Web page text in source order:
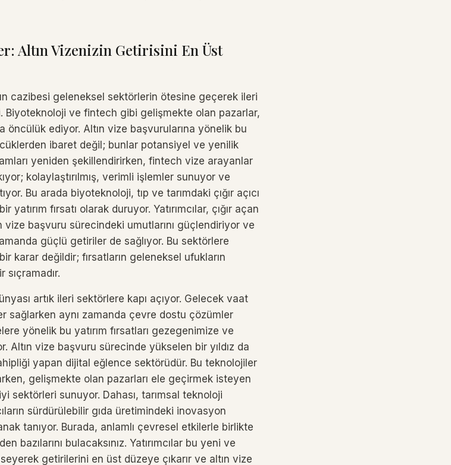
Altın Vizenizin Getirisini En Üst
cazibesi geleneksel sektörlerin ötesine geçerek ileri
Biyoteknoloji ve fintech gibi gelişmekte olan pazarlar,
öncülük ediyor. Altın vize başvurularına yönelik bu
ibaret değil; bunlar potansiyel ve yenilik
yeniden şekillendirirken, fintech vize arayanlar
kolaylaştırılmış, verimli işlemler sunuyor ve
Bu arada biyoteknoloji, tıp ve tarımdaki çığır açıcı
fırsatı olarak duruyor. Yatırımcılar, çığır açan
başvuru sürecindeki umutlarını güçlendiriyor ve
güçlü getiriler de sağlıyor. Bu sektörlere
karar değildir; fırsatların geleneksel ufukların
artık ileri sektörlere kapı açıyor. Gelecek vaat
sağlarken aynı zamanda çevre dostu çözümler
yönelik bu yatırım fırsatları gezegenimize ve
Altın vize başvuru sürecinde yükselen bir yıldız da
yapan dijital eğlence sektörüdür. Bu teknolojiler
gelişmekte olan pazarları ele geçirmek isteyen
sektörleri sunuyor. Dahası, tarımsal teknoloji
sürdürülebilir gıda üretimindeki inovasyon
tanıyor. Burada, anlamlı çevresel etkilerle birlikte
bazılarını bulacaksınız. Yatırımcılar bu yeni ve
getirilerini en üst düzeye çıkarır ve altın vize